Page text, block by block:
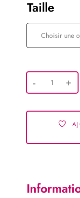
Taille
Choisir une